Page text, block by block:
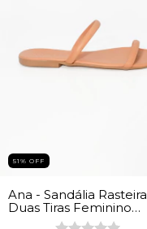
51 % OFF
Ana - Sandália Rasteira
Duas Tiras Feminino